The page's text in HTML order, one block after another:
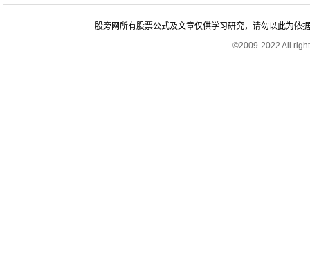
股旁网所有股票公式及文章仅供学习研究，请勿以此为依
©2009-2022 All